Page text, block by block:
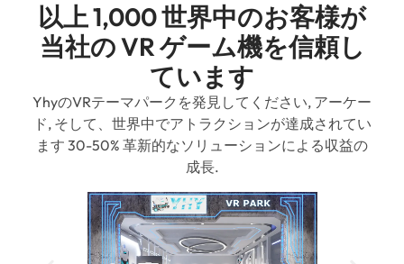
以上 1,000 世界中のお客様が
当社の VR ゲーム機を信頼し
ています
YhyのVRテーマパークを発見してください, アーケー
ド, そして、世界中でアトラクションが達成されてい
ます 30-50% 革新的なソリューションによる収益の
成長.